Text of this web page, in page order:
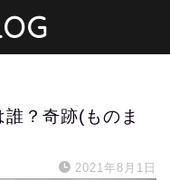
？奇跡(ものま
2021年8月1日